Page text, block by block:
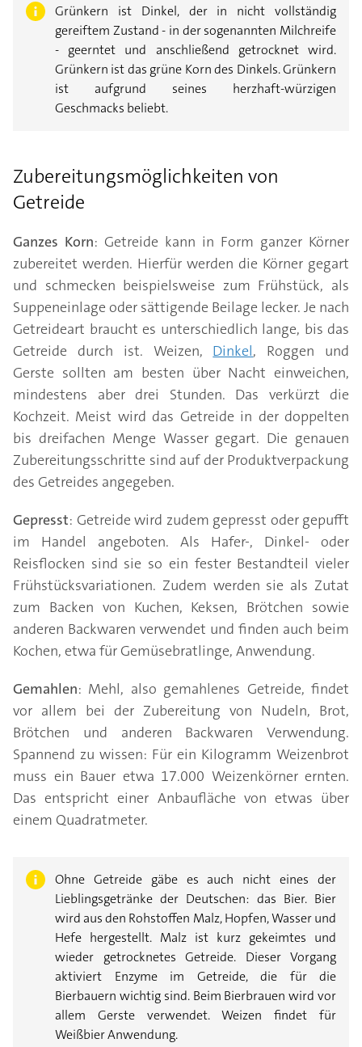
Grünkern ist Dinkel, der in nicht vollständig
gereiftem Zustand - in der sogenannten Milchreife
- geerntet und anschließend getrocknet wird.
Grünkern ist das grüne Korn des Dinkels. Grünkern
ist aufgrund seines herzhaft-würzigen
Geschmacks beliebt.
Zubereitungsmöglichkeiten von
Getreide
Ganzes Korn: Getreide kann in Form ganzer Körner
zubereitet werden. Hierfür werden die Körner gegart
und schmecken beispielsweise zum Frühstück, als
Suppeneinlage oder sättigende Beilage lecker. Je nach
Getreideart braucht es unterschiedlich lange, bis das
Getreide durch ist. Weizen, Dinkel, Roggen und
Gerste sollten am besten über Nacht einweichen,
mindestens aber drei Stunden. Das verkürzt die
Kochzeit. Meist wird das Getreide in der doppelten
bis dreifachen Menge Wasser gegart. Die genauen
Zubereitungsschritte sind auf der Produktverpackung
des Getreides angegeben.
Gepresst: Getreide wird zudem gepresst oder gepufft
im Handel angeboten. Als Hafer-, Dinkel- oder
Reisflocken sind sie so ein fester Bestandteil vieler
Frühstücksvariationen. Zudem werden sie als Zutat
zum Backen von Kuchen, Keksen, Brötchen sowie
anderen Backwaren verwendet und finden auch beim
Kochen, etwa für Gemüsebratlinge, Anwendung.
Gemahlen: Mehl, also gemahlenes Getreide, findet
vor allem bei der Zubereitung von Nudeln, Brot,
Brötchen und anderen Backwaren Verwendung.
Spannend zu wissen: Für ein Kilogramm Weizenbrot
muss ein Bauer etwa 17.000 Weizenkörner ernten.
Das entspricht einer Anbaufläche von etwas über
einem Quadratmeter.
Ohne Getreide gäbe es auch nicht eines der
Lieblingsgetränke der Deutschen: das Bier. Bier
wird aus den Rohstoffen Malz, Hopfen, Wasser und
Hefe hergestellt. Malz ist kurz gekeimtes und
wieder getrocknetes Getreide. Dieser Vorgang
aktiviert Enzyme im Getreide, die für die
Bierbauern wichtig sind. Beim Bierbrauen wird vor
allem Gerste verwendet. Weizen findet für
Weißbier Anwendung.